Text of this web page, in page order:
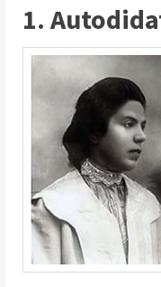
1.